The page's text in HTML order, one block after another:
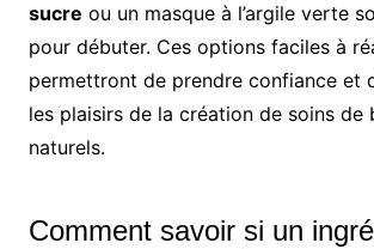
sucre ou un masque à l’argile verte
pour débuter. Ces options faciles à
permettront de prendre confiance et
les plaisirs de la création de soins de
naturels.
Comment savoir si un